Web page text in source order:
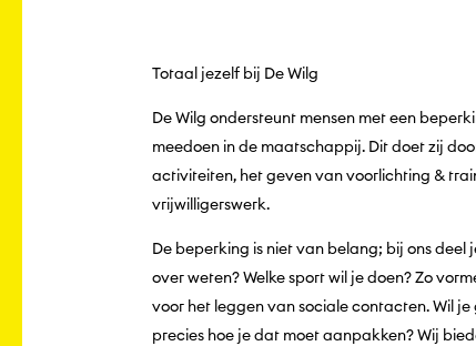
Totaal jezelf bij De Wilg
De Wilg ondersteunt mensen met een
meedoen in de maatschappij. Dit doet zij
activiteiten, het geven van voorlichting &
vrijwilligerswerk.
De beperking is niet van belang; bij ons deel
over weten? Welke sport wil je doen? Zo
voor het leggen van sociale contacten. Wil
precies hoe je dat moet aanpakken? Wij